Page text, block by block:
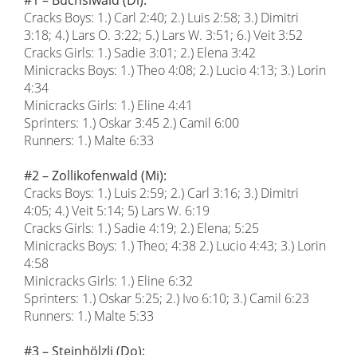
Cracks Boys: 1.) Carl 2:40; 2.) Luis 2:58; 3.) Dimitri
3:18; 4.) Lars O. 3:22; 5.) Lars W. 3:51; 6.) Veit 3:52
Cracks Girls: 1.) Sadie 3:01; 2.) Elena 3:42
Minicracks Boys: 1.) Theo 4:08; 2.) Lucio 4:13; 3.) Lorin
4:34
Minicracks Girls: 1.) Eline 4:41
Sprinters: 1.) Oskar 3:45 2.) Camil 6:00
Runners: 1.) Malte 6:33
#2 – Zollikofenwald (Mi):
Cracks Boys: 1.) Luis 2:59; 2.) Carl 3:16; 3.) Dimitri
4:05; 4.) Veit 5:14; 5) Lars W. 6:19
Cracks Girls: 1.) Sadie 4:19; 2.) Elena; 5:25
Minicracks Boys: 1.) Theo; 4:38 2.) Lucio 4:43; 3.) Lorin
4:58
Minicracks Girls: 1.) Eline 6:32
Sprinters: 1.) Oskar 5:25; 2.) Ivo 6:10; 3.) Camil 6:23
Runners: 1.) Malte 5:33
#3 – Steinhölzli (Do):